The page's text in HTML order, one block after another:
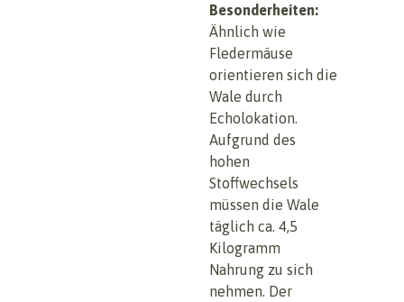
Besonderheiten:
Ähnlich wie
Fledermäuse
orientieren sich die
Wale durch
Echolokation.
Aufgrund des
hohen
Stoffwechsels
müssen die Wale
täglich ca. 4,5
Kilogramm
Nahrung zu sich
nehmen. Der